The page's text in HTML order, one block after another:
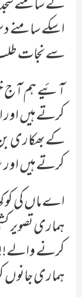
اسکے سامنے
سے نجات
آئیے ہم آج
کرتے ہیں اور
کے بھکاری
کرتے ہیں
اے ماں کی
ہماری
کرنے
ہماری جانوں